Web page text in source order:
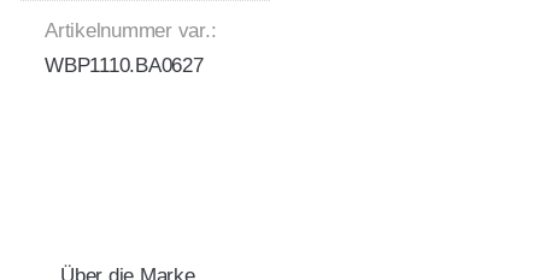
Artikelnummer var.:
WBP1110.BA0627
Über die Marke